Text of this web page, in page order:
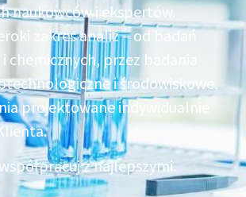
naukowców i ekspertów.
zakres analiz – od badań
chemicznych, przez badania
i środowiskowe,
projektowane indywidualnie
z najlepszymi.